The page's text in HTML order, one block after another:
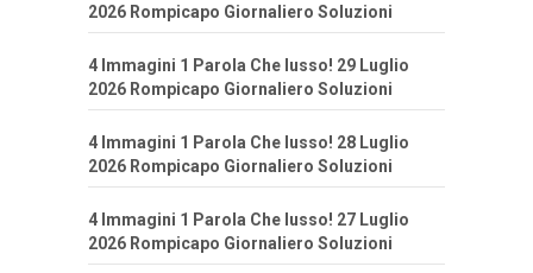
2026 Rompicapo Giornaliero Soluzioni
4 Immagini 1 Parola Che lusso! 29 Luglio
2026 Rompicapo Giornaliero Soluzioni
4 Immagini 1 Parola Che lusso! 28 Luglio
2026 Rompicapo Giornaliero Soluzioni
4 Immagini 1 Parola Che lusso! 27 Luglio
2026 Rompicapo Giornaliero Soluzioni